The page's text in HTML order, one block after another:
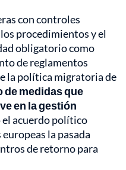
con controles
procedimientos y el
obligatorio como
de reglamentos
la política migratoria de
de medidas que
en la gestión
el acuerdo político
la pasada
de retorno para